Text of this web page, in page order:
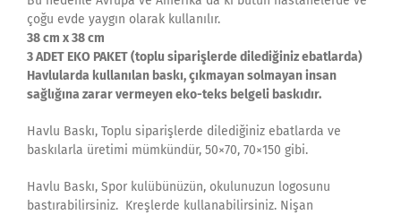
çoğu evde yaygın olarak kullanılır.
38 cm x 38 cm
3 ADET EKO PAKET (toplu siparişlerde dilediğiniz ebatlarda)
Havlularda kullanılan baskı, çıkmayan solmayan insan
sağlığına zarar vermeyen eko-teks belgeli baskıdır.
Havlu Baskı, Toplu siparişlerde dilediğiniz ebatlarda ve
baskılarla üretimi mümkündür, 50×70, 70×150 gibi.
Havlu Baskı, Spor kulübünüzün, okulunuzun logosunu
bastırabilirsiniz. Kreşlerde kullanabilirsiniz. Nişan